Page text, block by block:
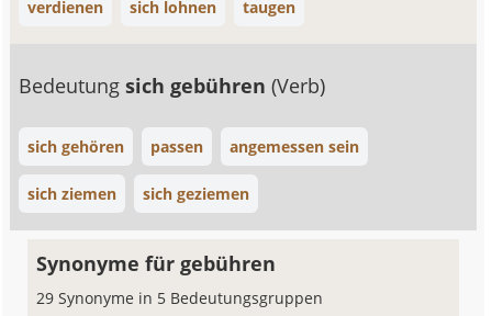
verdienen sich lohnen taugen
Bedeutungsich gebühren(Verb)
sich gehören passen angemessen sein
sich ziemen sich geziemen
Synonyme für gebühren
29 Synonyme in 5 Bedeutungsgruppen